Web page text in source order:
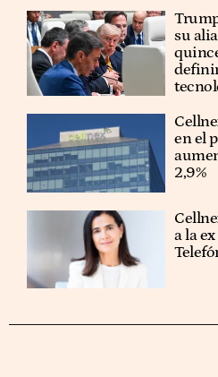
su
en el
2,9%
a la